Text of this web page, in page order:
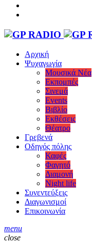
Αρχική
Ψυχαγωγία
Μουσικά Νέα
Εκπομπές
Σινεμά
Events
Βιβλίο
Εκθέσεις
Θέατρο
Γρεβενά
Οδηγός πόλης
Καφές
Φαγητό
Διαμονή
Night life
Συνεντεύξεις
Διαγωνισμοί
Επικοινωνία
menu
close